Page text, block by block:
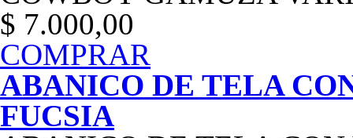
$ 7.000,00
COMPRAR
ABANICO DE TELA
FUCSIA